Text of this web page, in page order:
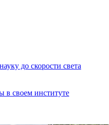
до скорости света
в своем институте